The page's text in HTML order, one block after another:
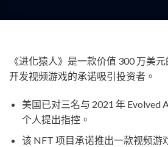
《进化猿人》是一款价值 300 万美
开发视频游戏的承诺吸引投资者。
美国已对三名与 2021 年 Evolved
个人提出指控。
该 NFT 项目承诺推出一款视频游